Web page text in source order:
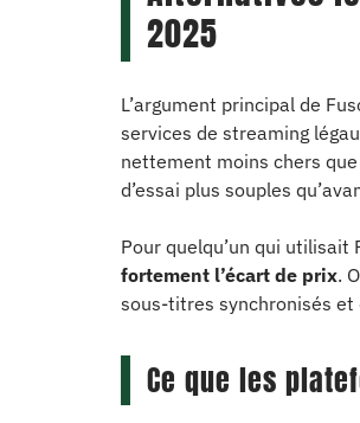
2025
L’argument principal de
services de streaming
nettement moins chers
d’essai plus souples
Pour quelqu’un qui
fortement l’écart de prix.
sous-titres synchronisés et
Ce que les